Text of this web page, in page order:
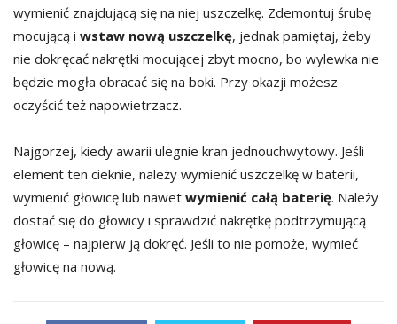
wymienić znajdującą się na niej uszczelkę. Zdemontuj śrubę
mocującą i wstaw nową uszczelkę, jednak pamiętaj, żeby
nie dokręcać nakrętki mocującej zbyt mocno, bo wylewka nie
będzie mogła obracać się na boki. Przy okazji możesz
oczyścić też napowietrzacz.
Najgorzej, kiedy awarii ulegnie kran jednouchwytowy. Jeśli
element ten cieknie, należy wymienić uszczelkę w baterii,
wymienić głowicę lub nawet wymienić całą baterię. Należy
dostać się do głowicy i sprawdzić nakrętkę podtrzymującą
głowicę – najpierw ją dokręć. Jeśli to nie pomoże, wymieć
głowicę na nową.